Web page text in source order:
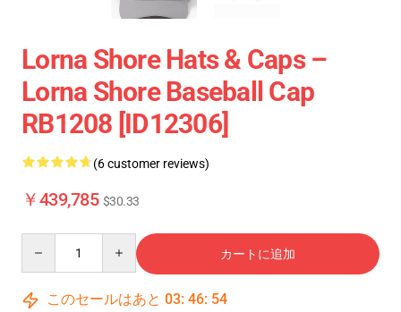
Lorna Shore Hats & Caps –
Lorna Shore Baseball Cap
RB1208 [ID12306]
(6 customer reviews)
￥439,785 $30.33
カートに追加
このセールはあと 03: 46: 54